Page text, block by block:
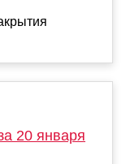
20 января